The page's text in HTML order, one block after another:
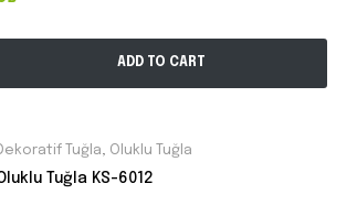
ADD TO CART
Tuğla, Oluklu Tuğla
Tuğla KS-6012